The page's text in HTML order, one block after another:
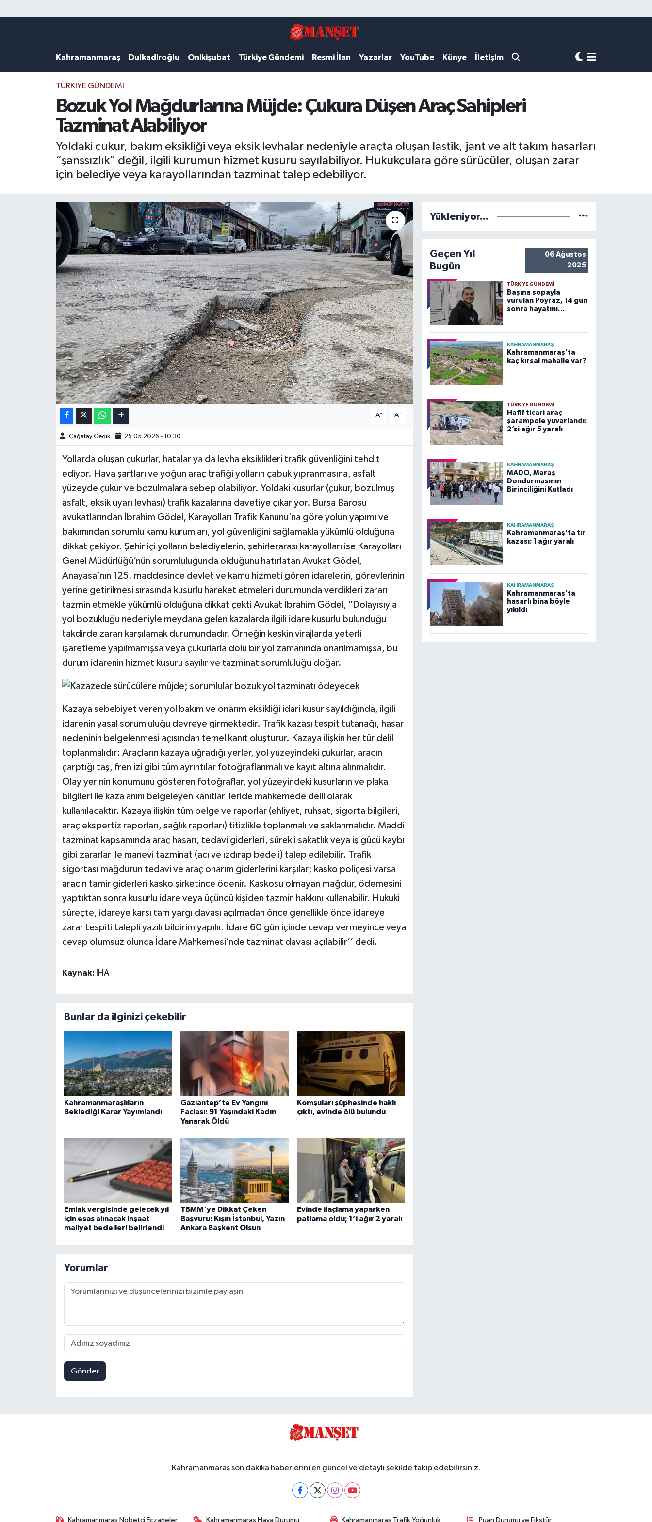
Kahramanmaraş Dulkadiroğlu Onikişubat Türkiye Gündemi Resmi İlan Yazarlar YouTube Künye İletişim
TÜRKIYE GÜNDEMI
Bozuk Yol Mağdurlarına Müjde: Çukura Düşen Araç Sahipleri
Tazminat Alabiliyor
Yoldaki çukur, bakım eksikliği veya eksik levhalar nedeniyle araçta oluşan lastik, jant ve alt takım hasarları
“şanssızlık” değil, ilgili kurumun hizmet kusuru sayılabiliyor. Hukukçulara göre sürücüler, oluşan zarar
için belediye veya karayollarından tazminat talep edebiliyor.
A- A+
Çağatay Gedik 25.05.2026 - 10:30
Yollarda oluşan çukurlar, hatalar ya da levha eksiklikleri trafik güvenliğini tehdit
ediyor. Hava şartları ve yoğun araç trafiği yolların çabuk yıpranmasına, asfalt
yüzeyde çukur ve bozulmalara sebep olabiliyor. Yoldaki kusurlar (çukur, bozulmuş
asfalt, eksik uyarı levhası) trafik kazalarına davetiye çıkarıyor. Bursa Barosu
avukatlarından İbrahim Gödel, Karayolları Trafik Kanunu’na göre yolun yapımı ve
bakımından sorumlu kamu kurumları, yol güvenliğini sağlamakla yükümlü olduğuna
dikkat çekiyor. Şehir içi yolların belediyelerin, şehirlerarası karayolları ise Karayolları
Genel Müdürlüğü’nün sorumluluğunda olduğunu hatırlatan Avukat Gödel,
Anayasa’nın 125. maddesince devlet ve kamu hizmeti gören idarelerin, görevlerinin
yerine getirilmesi sırasında kusurlu hareket etmeleri durumunda verdikleri zararı
tazmin etmekle yükümlü olduğuna dikkat çekti Avukat İbrahim Gödel, "Dolayısıyla
yol bozukluğu nedeniyle meydana gelen kazalarda ilgili idare kusurlu bulunduğu
takdirde zararı karşılamak durumundadır. Örneğin keskin virajlarda yeterli
işaretleme yapılmamışsa veya çukurlarla dolu bir yol zamanında onarılmamışsa, bu
durum idarenin hizmet kusuru sayılır ve tazminat sorumluluğu doğar.
Kazaya sebebiyet veren yol bakım ve onarım eksikliği idari kusur sayıldığında, ilgili
idarenin yasal sorumluluğu devreye girmektedir. Trafik kazası tespit tutanağı, hasar
nedeninin belgelenmesi açısından temel kanıt oluşturur. Kazaya ilişkin her tür delil
toplanmalıdır: Araçların kazaya uğradığı yerler, yol yüzeyindeki çukurlar, aracın
çarptığı taş, fren izi gibi tüm ayrıntılar fotoğraflanmalı ve kayıt altına alınmalıdır.
Olay yerinin konumunu gösteren fotoğraflar, yol yüzeyindeki kusurların ve plaka
bilgileri ile kaza anını belgeleyen kanıtlar ileride mahkemede delil olarak
kullanılacaktır. Kazaya ilişkin tüm belge ve raporlar (ehliyet, ruhsat, sigorta bilgileri,
araç ekspertiz raporları, sağlık raporları) titizlikle toplanmalı ve saklanmalıdır. Maddi
tazminat kapsamında araç hasarı, tedavi giderleri, sürekli sakatlık veya iş gücü kaybı
gibi zararlar ile manevi tazminat (acı ve ızdırap bedeli) talep edilebilir. Trafik
sigortası mağdurun tedavi ve araç onarım giderlerini karşılar; kasko poliçesi varsa
aracın tamir giderleri kasko şirketince ödenir. Kaskosu olmayan mağdur, ödemesini
yaptıktan sonra kusurlu idare veya üçüncü kişiden tazmin hakkını kullanabilir. Hukuki
süreçte, idareye karşı tam yargı davası açılmadan önce genellikle önce idareye
zarar tespiti talepli yazılı bildirim yapılır. İdare 60 gün içinde cevap vermeyince veya
cevap olumsuz olunca İdare Mahkemesi’nde tazminat davası açılabilir’’ dedi.
Kaynak: İHA
Bunlar da ilginizi çekebilir
Kahramanmaraşlıların
Beklediği Karar Yayımlandı
Gaziantep’te Ev Yangını
Faciası: 91 Yaşındaki Kadın
Yanarak Öldü
Komşuları şüphesinde haklı
çıktı, evinde ölü bulundu
Emlak vergisinde gelecek yıl
için esas alınacak inşaat
maliyet bedelleri belirlendi
TBMM'ye Dikkat Çeken
Başvuru: Kışın İstanbul, Yazın
Ankara Başkent Olsun
Evinde ilaçlama yaparken
patlama oldu; 1’i ağır 2 yaralı
Yorumlar
Gönder
Yükleniyor...
Geçen Yıl
Bugün
06 Ağustos
2025
TÜRKIYE GÜNDEMI
Başına sopayla
vurulan Poyraz, 14 gün
sonra hayatını
KAHRAMANMARAŞ
Kahramanmaraş’ta
kaç kırsal mahalle var?
TÜRKIYE GÜNDEMI
Hafif ticari araç
şarampole yuvarlandı:
2’si ağır 5 yaralı
KAHRAMANMARAŞ
MADO, Maraş
Dondurmasının
Birinciliğini Kutladı
KAHRAMANMARAŞ
Kahramanmaraş'ta tır
kazası: 1 ağır yaralı
KAHRAMANMARAŞ
Kahramanmaraş'ta
hasarlı bina böyle
yıkıldı
Kahramanmaraş son dakika haberlerini en güncel ve detaylı şekilde takip edebilirsiniz.
Kahramanmaraş Nöbetçi Eczaneler Kahramanmaraş Hava Durumu Kahramanmaraş Trafik Yoğunluk Puan Durumu ve Fikstür
DULKADİROĞLU
KAHRAMANMARAŞ
ONİKİŞUBAT
Kahramanmaraş Hava Durumu
Kahramanmaraş Trafik Yoğunluk Haritası
Süper Lig Puan Durumu ve Fikstür
Son Dakika Haberleri